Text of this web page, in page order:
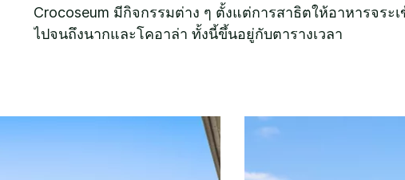
Crocoseum มีกิจกรรมต่าง ๆ ตั้งแต่การสาธิตให้อาหารจระ
ไปจนถึงนากและโคอาล่า ทั้งนี้ขึ้นอยู่กับตารางเวลา